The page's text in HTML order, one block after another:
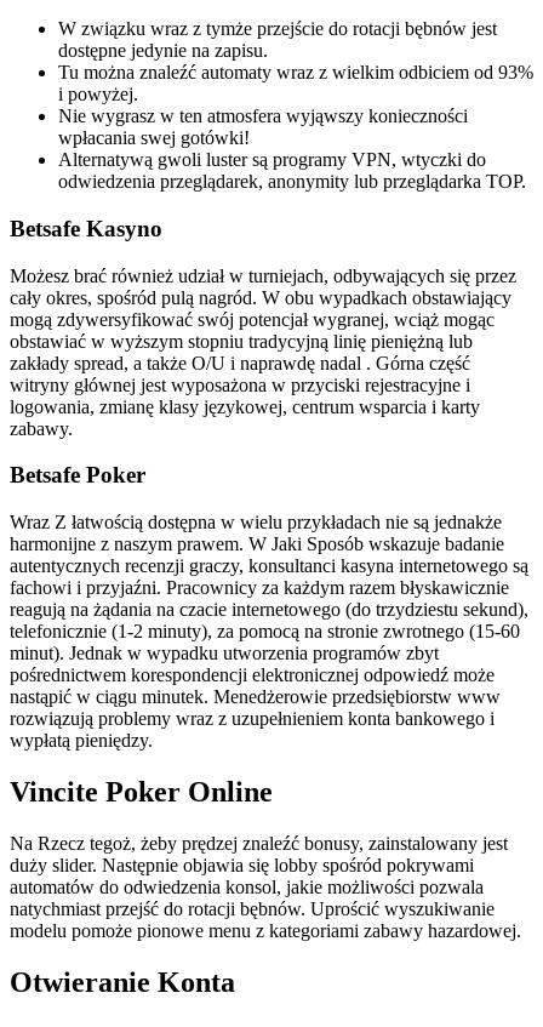
W związku wraz z tymże przejście do rotacji bębnów jest
dostępne jedynie na zapisu.
Tu można znaleźć automaty wraz z wielkim odbiciem od 93%
i powyżej.
Nie wygrasz w ten atmosfera wyjąwszy konieczności
wpłacania swej gotówki!
Alternatywą gwoli luster są programy VPN, wtyczki do
odwiedzenia przeglądarek, anonymity lub przeglądarka TOP.
Betsafe Kasyno
Możesz brać również udział w turniejach, odbywających się przez
cały okres, spośród pulą nagród. W obu wypadkach obstawiający
mogą zdywersyfikować swój potencjał wygranej, wciąż mogąc
obstawiać w wyższym stopniu tradycyjną linię pieniężną lub
zakłady spread, a także O/U i naprawdę nadal . Górna część
witryny głównej jest wyposażona w przyciski rejestracyjne i
logowania, zmianę klasy językowej, centrum wsparcia i karty
zabawy.
Betsafe Poker
Wraz Z łatwością dostępna w wielu przykładach nie są jednakże
harmonijne z naszym prawem. W Jaki Sposób wskazuje badanie
autentycznych recenzji graczy, konsultanci kasyna internetowego są
fachowi i przyjaźni. Pracownicy za każdym razem błyskawicznie
reagują na żądania na czacie internetowego (do trzydziestu sekund),
telefonicznie (1-2 minuty), za pomocą na stronie zwrotnego (15-60
minut). Jednak w wypadku utworzenia programów zbyt
pośrednictwem korespondencji elektronicznej odpowiedź może
nastąpić w ciągu minutek. Menedżerowie przedsiębiorstw www
rozwiązują problemy wraz z uzupełnieniem konta bankowego i
wypłatą pieniędzy.
Vincite Poker Online
Na Rzecz tegoż, żeby prędzej znaleźć bonusy, zainstalowany jest
duży slider. Następnie objawia się lobby spośród pokrywami
automatów do odwiedzenia konsol, jakie możliwości pozwala
natychmiast przejść do rotacji bębnów. Uprościć wyszukiwanie
modelu pomoże pionowe menu z kategoriami zabawy hazardowej.
Otwieranie Konta